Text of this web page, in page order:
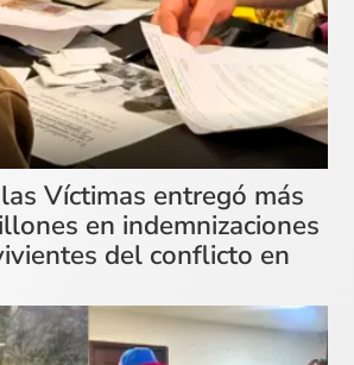
Víctimas entregó más
en indemnizaciones
del conflicto en